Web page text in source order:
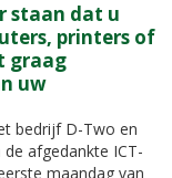
staan dat u
printers of
graag
uw
bedrijf D-Two en
afgedankte ICT-
maandag van